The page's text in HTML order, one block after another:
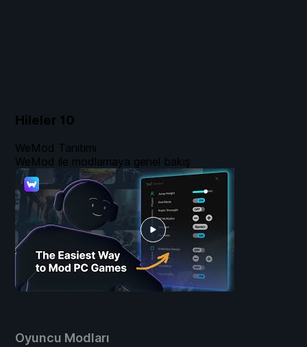
Hileler 10
Oyuncu Modları
WeMod Tanıtımı
WeMod ile modlamaya genel bakış